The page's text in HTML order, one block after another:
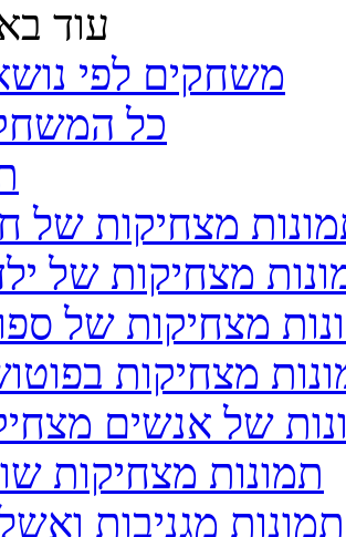
עוד
משחקים לפי
כל
מצחיקות של
מצחיקות של
מצחיקות של
מצחיקות
של אנשים
תמונות מצחיקות
תמונות מגניבות